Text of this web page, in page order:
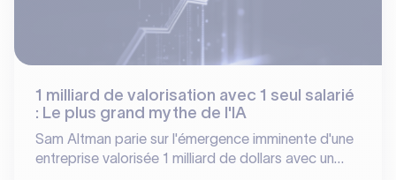
1 milliard de valorisation avec 1 seul salarié
: Le plus grand mythe de l'IA
Sam Altman parie sur l'émergence imminente d'une
entreprise valorisée 1 milliard de dollars avec un